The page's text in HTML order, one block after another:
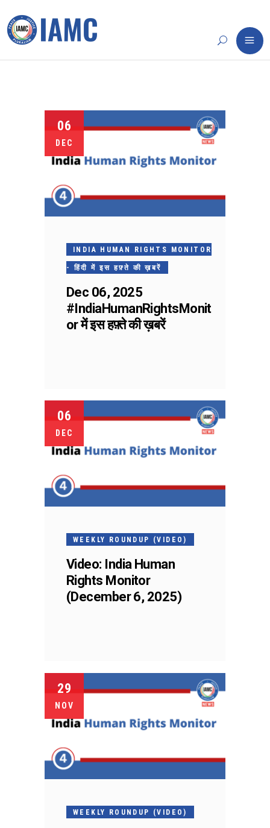
06
DEC
INDIA HUMAN RIGHTS MONITOR
- हिंदी में इस हफ़्ते की ख़बरें
Dec 06, 2025
#IndiaHumanRightsMonit
or में इस हफ़्ते की ख़बरें
06
DEC
WEEKLY ROUNDUP (VIDEO)
Video: India Human
Rights Monitor
(December 6, 2025)
29
NOV
WEEKLY ROUNDUP (VIDEO)